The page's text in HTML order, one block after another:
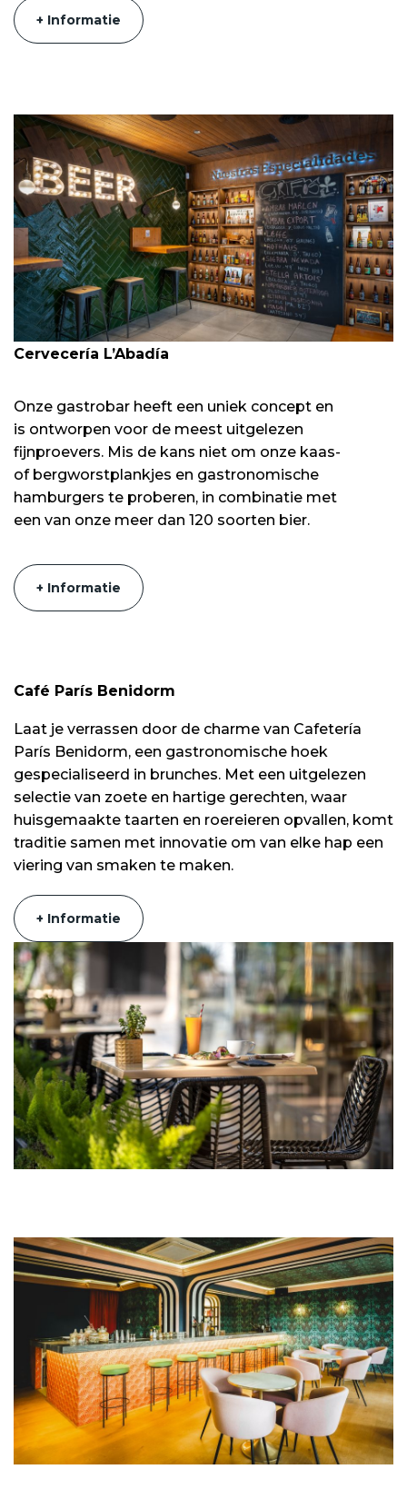
+ Informatie
Cervecería L’Abadía
Onze gastrobar heeft een uniek concept en
is ontworpen voor de meest uitgelezen
fijnproevers. Mis de kans niet om onze kaas-
of bergworstplankjes en gastronomische
hamburgers te proberen, in combinatie met
een van onze meer dan 120 soorten bier.
+ Informatie
Café París Benidorm
Laat je verrassen door de charme van Cafetería
París Benidorm, een gastronomische hoek
gespecialiseerd in brunches. Met een uitgelezen
selectie van zoete en hartige gerechten, waar
huisgemaakte taarten en roereieren opvallen, komt
traditie samen met innovatie om van elke hap een
viering van smaken te maken.
+ Informatie